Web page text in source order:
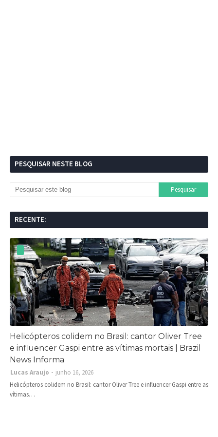
PESQUISAR NESTE BLOG
RECENTE:
Helicópteros colidem no Brasil: cantor Oliver Tree
e influencer Gaspi entre as vítimas mortais | Brazil
News Informa
Lucas Araujo
junho 16, 2026
Helicópteros colidem no Brasil: cantor Oliver Tree e influencer Gaspi entre as
vítimas…